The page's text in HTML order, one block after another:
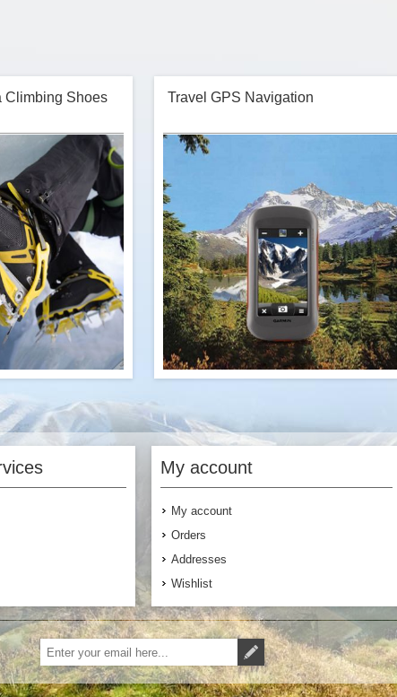
Climbing Shoes
est sed convallis at
fermentum sagittis
proin, quam urna
quam himenaeos
elit consectetur
hendrerit, lacus
nostra sagittis etiam
tempus etiam
Now
Travel GPS Navigation
Lorem ipsum ornare est sed convallis at
vehicula etiam, quam fermentum sagittis
etiam lacinia porta proin, quam urna
nostra ornare nam velit quam himenaeos
tincidunt non convallis elit consectetur
porttitor justo habitant hendrerit, lacus
nisl habitasse sollicitudin tempus etiam
Buy Now
My account
My account
Orders
Addresses
Wishlist